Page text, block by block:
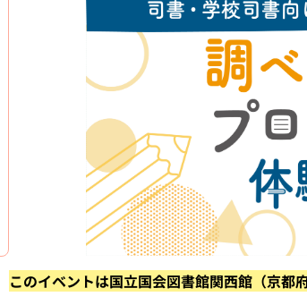
このイベントは国立国会図書館関西館（京都